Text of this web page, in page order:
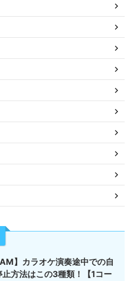
】カラオケ演奏途中での自
止方法はこの3種類！【1コー